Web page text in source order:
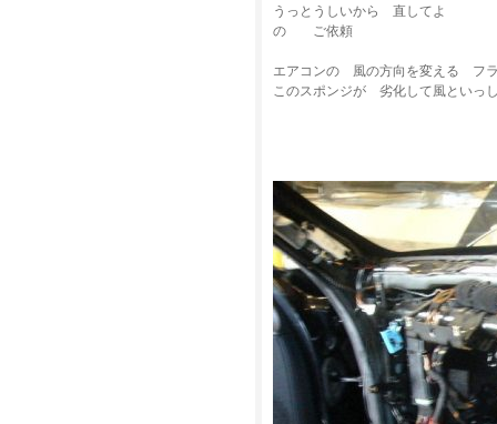
うっとうしいから 直してよ
の ご依頼
エアコンの 風の方向を変える フ
このスポンジが 劣化して風といっ